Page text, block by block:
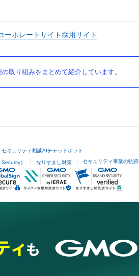
ーポレートサイト採用サイト
取り組みをまとめて紹介しています。
セキュリティ相談AIチャットボット
） なりすまし対策 セキュリティ事業の軌跡